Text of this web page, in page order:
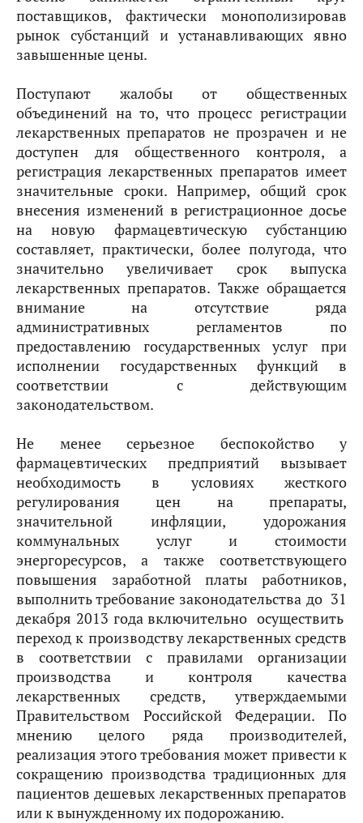
поставщиков, фактически монополизировав
рынок субстанций и устанавливающих явно
завышенные цены.
Поступают жалобы от общественных
объединений на то, что процесс регистрации
лекарственных препаратов не прозрачен и не
доступен для общественного контроля, а
регистрация лекарственных препаратов имеет
значительные сроки. Например, общий срок
внесения изменений в регистрационное досье
на новую фармацевтическую субстанцию
составляет, практически, более полугода, что
значительно увеличивает срок выпуска
лекарственных препаратов. Также обращается
внимание на отсутствие ряда
административных регламентов по
предоставлению государственных услуг при
исполнении государственных функций в
соответствии с действующим
законодательством.
Не менее серьезное беспокойство у
фармацевтических предприятий вызывает
необходимость в условиях жесткого
регулирования цен на препараты,
значительной инфляции, удорожания
коммунальных услуг и стоимости
энергоресурсов, а также соответствующего
повышения заработной платы работников,
выполнить требование законодательства до 31
декабря 2013 года включительно осуществить
переход к производству лекарственных средств
в соответствии с правилами организации
производства и контроля качества
лекарственных средств, утверждаемыми
Правительством Российской Федерации. По
мнению целого ряда производителей,
реализация этого требования может привести к
сокращению производства традиционных для
пациентов дешевых лекарственных препаратов
или к вынужденному их подорожанию.